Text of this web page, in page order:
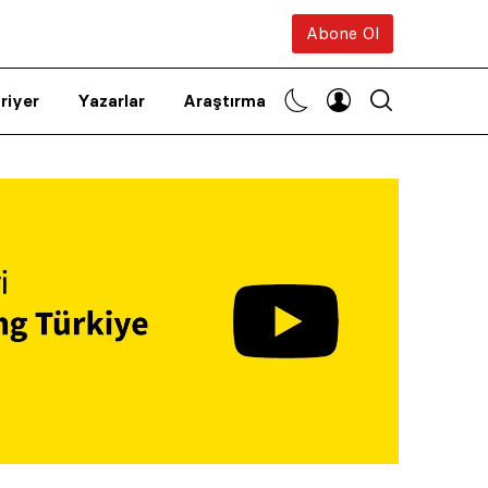
Abone Ol
Yazarlar Araştırma